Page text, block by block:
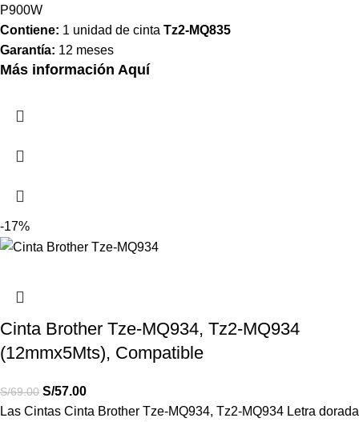
P900W
Contiene: 1 unidad de cinta Tz2-MQ835
Garantía: 12 meses
Más información Aquí
-17%
Cinta Brother Tze-MQ934, Tz2-MQ934
(12mmx5Mts), Compatible
S/69.00 S/57.00
Las Cintas Cinta Brother Tze-MQ934, Tz2-MQ934 Letra dorada